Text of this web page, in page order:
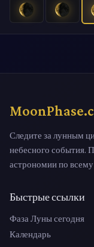
Следите за лунным
небесного события.
астрономии по
Быстрые ссылки
Фаза Луны сегодня
Календарь